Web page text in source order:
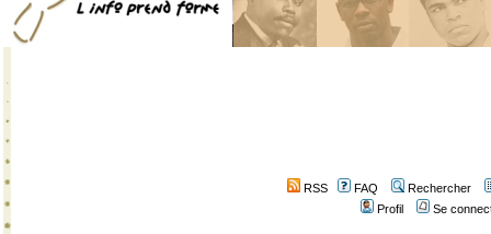
RSS FAQ
Rechercher
Profil
Se